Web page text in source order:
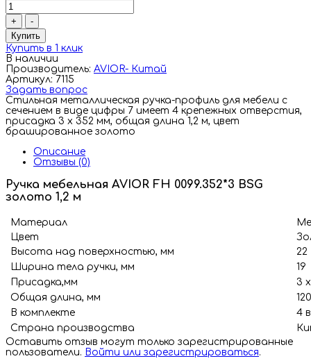
+
-
Купить
Купить в 1 клик
В наличии
Производитель: AVIOR- Китай
Артикул: 7115
Задать вопрос
Стильная металлическая ручка-профиль для мебели с
сечением в виде цифры 7 имеет 4 крепежных отверстия,
присадка 3 х 352 мм, общая длина 1,2 м, цвет
брашированное золото
Описание
Отзывы (0)
Ручка мебельная AVIOR FH 0099.352*3 BSG
золото 1,2 м
Материал
Цвет
Высота над поверхностью, мм
22
Ширина тела ручки, мм
19
Присадка,мм
3
Общая длина, мм
В комплекте
4
Страна производства
Оставить отзыв могут только зарегистрированные
пользователи. Войти или зарегистрироваться.